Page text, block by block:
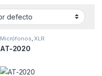
Micrófonos,XLR
AT-2020